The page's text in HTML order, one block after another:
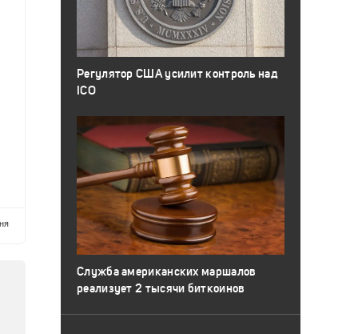
Регулятор США усилит контроль над
ICO
Служба американских маршалов
реализует 2 тысячи биткоинов